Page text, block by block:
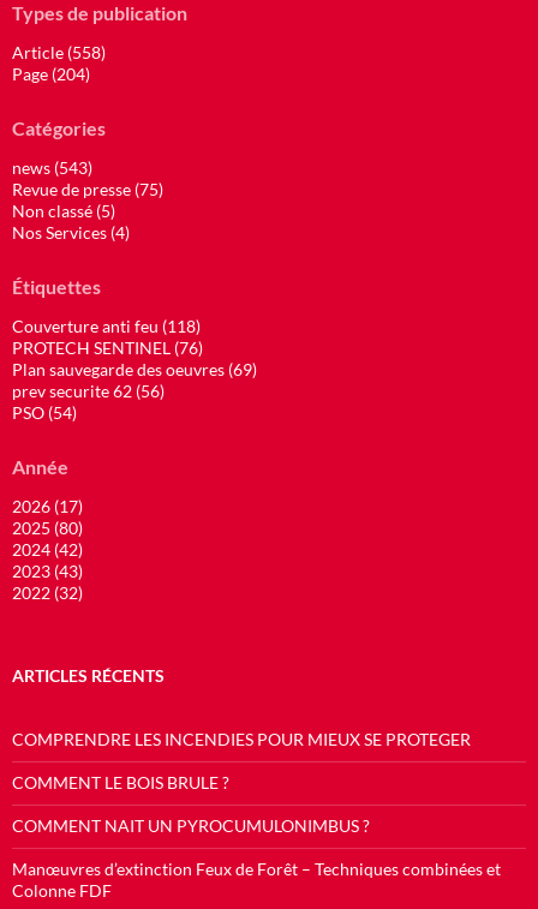
Types de publication
Article (558)
Page (204)
Catégories
news (543)
Revue de presse (75)
Non classé (5)
Nos Services (4)
Étiquettes
Couverture anti feu (118)
PROTECH SENTINEL (76)
Plan sauvegarde des oeuvres (69)
prev securite 62 (56)
PSO (54)
Année
2026 (17)
2025 (80)
2024 (42)
2023 (43)
2022 (32)
ARTICLES RÉCENTS
COMPRENDRE LES INCENDIES POUR MIEUX SE PROTEGER
COMMENT LE BOIS BRULE ?
COMMENT NAIT UN PYROCUMULONIMBUS ?
Manœuvres d’extinction Feux de Forêt – Techniques combinées et
Colonne FDF